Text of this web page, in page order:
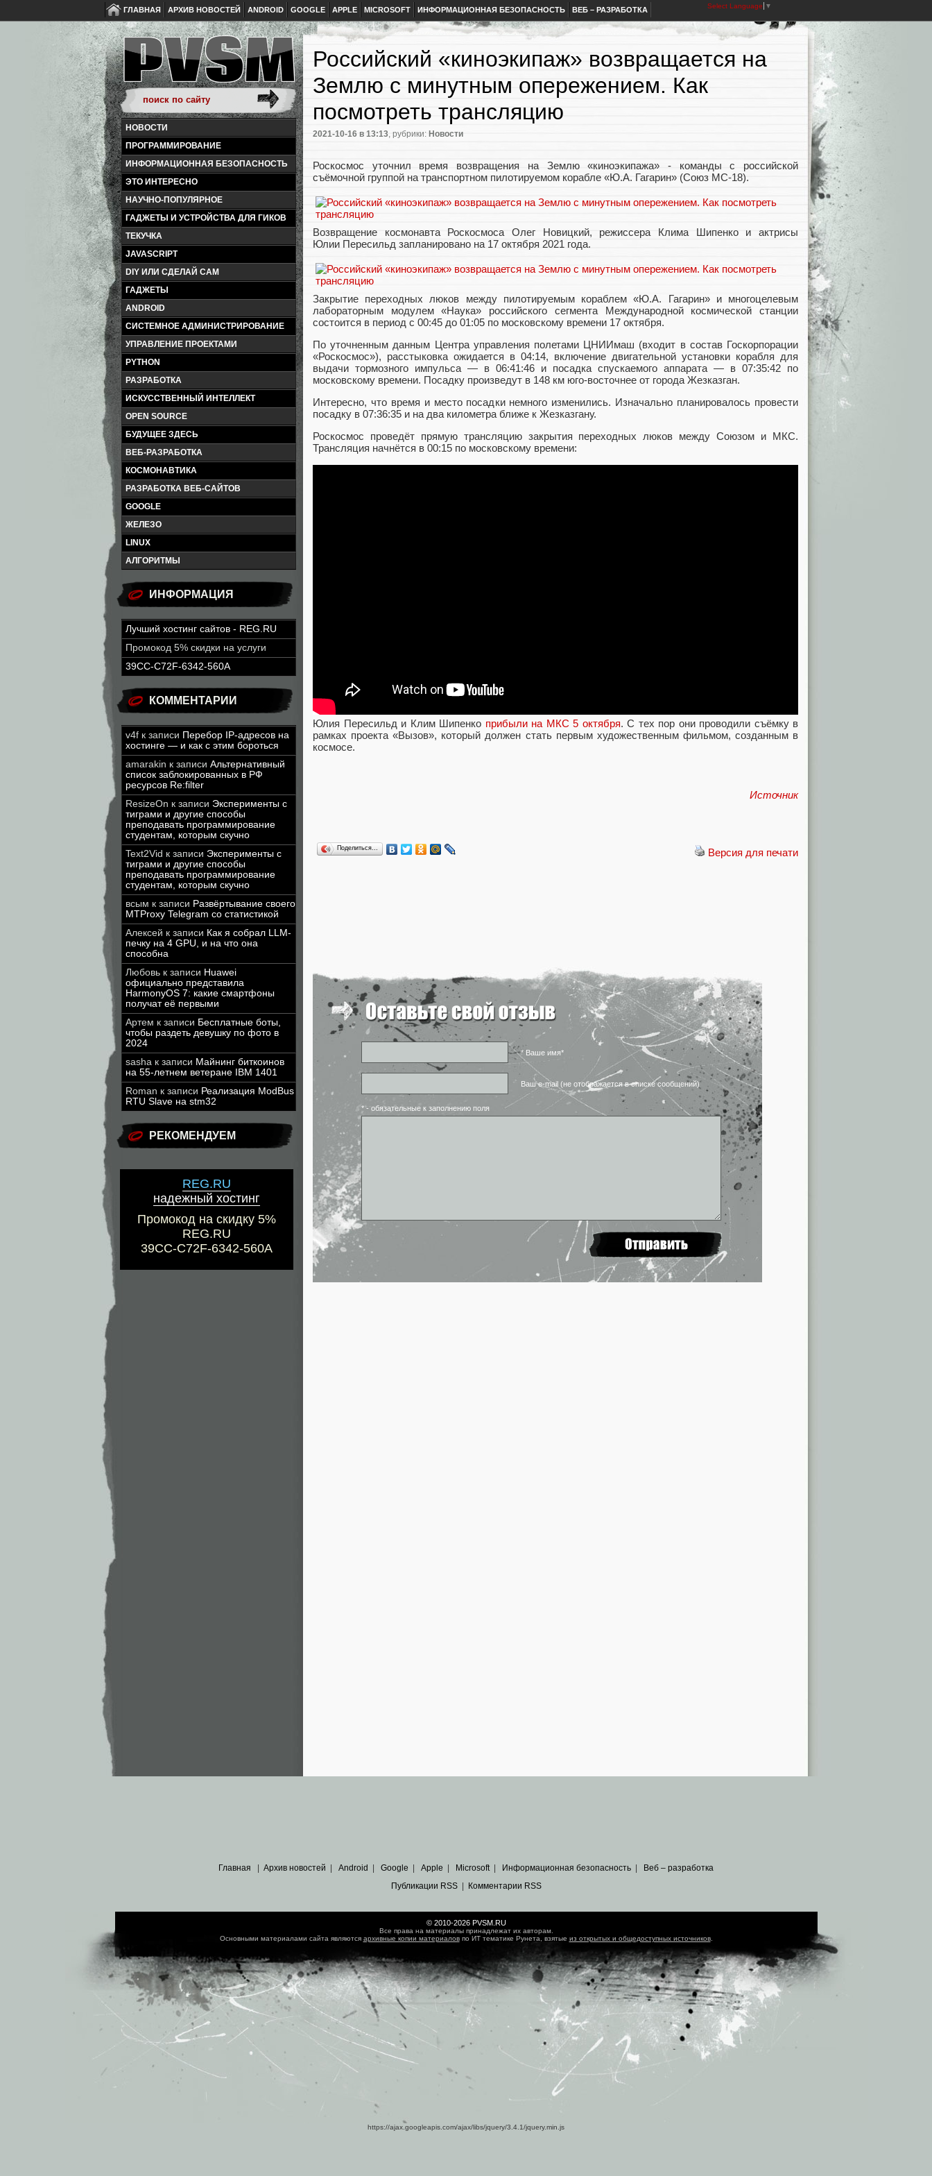
ГЛАВНАЯ АРХИВ НОВОСТЕЙ ANDROID GOOGLE APPLE MICROSOFT ИНФОРМАЦИОННАЯ БЕЗОПАСНОСТЬ ВЕБ – РАЗРАБОТКА Select Language ▼
НОВОСТИ
ПРОГРАММИРОВАНИЕ
ИНФОРМАЦИОННАЯ БЕЗОПАСНОСТЬ
ЭТО ИНТЕРЕСНО
НАУЧНО-ПОПУЛЯРНОЕ
ГАДЖЕТЫ И УСТРОЙСТВА ДЛЯ ГИКОВ
ТЕКУЧКА
JAVASCRIPT
DIY ИЛИ СДЕЛАЙ САМ
ГАДЖЕТЫ
ANDROID
СИСТЕМНОЕ АДМИНИСТРИРОВАНИЕ
УПРАВЛЕНИЕ ПРОЕКТАМИ
PYTHON
РАЗРАБОТКА
ИСКУССТВЕННЫЙ ИНТЕЛЛЕКТ
OPEN SOURCE
БУДУЩЕЕ ЗДЕСЬ
ВЕБ-РАЗРАБОТКА
КОСМОНАВТИКА
РАЗРАБОТКА ВЕБ-САЙТОВ
GOOGLE
ЖЕЛЕЗО
LINUX
АЛГОРИТМЫ
ИНФОРМАЦИЯ
Лучший хостинг сайтов - REG.RU
Промокод 5% скидки на услуги
39CC-C72F-6342-560A
КОММЕНТАРИИ
v4f к записи Перебор IP-адресов на
хостинге — и как с этим бороться
amarakin к записи Альтернативный
список заблокированных в РФ
ресурсов Re:filter
ResizeOn к записи Эксперименты с
тиграми и другие способы
преподавать программирование
студентам, которым скучно
Text2Vid к записи Эксперименты с
тиграми и другие способы
преподавать программирование
студентам, которым скучно
всым к записи Развёртывание своего
MTProxy Telegram со статистикой
Алексей к записи Как я собрал LLM-
печку на 4 GPU, и на что она
способна
Любовь к записи Huawei
официально представила
HarmonyOS 7: какие смартфоны
получат её первыми
Артем к записи Бесплатные боты,
чтобы раздеть девушку по фото в
2024
sasha к записи Майнинг биткоинов
на 55-летнем ветеране IBM 1401
Roman к записи Реализация ModBus
RTU Slave на stm32
РЕКОМЕНДУЕМ
REG.RU
надежный хостинг
Промокод на скидку 5%
REG.RU
39CC-C72F-6342-560A
Российский «киноэкипаж» возвращается на
Землю с минутным опережением. Как
посмотреть трансляцию
2021-10-16 в 13:13, рубрики: Новости
Роскосмос уточнил время возвращения на Землю «киноэкипажа» - команды с российской
съёмочной группой на транспортном пилотируемом корабле «Ю.А. Гагарин» (Союз МС-18).
Возвращение космонавта Роскосмоса Олег Новицкий, режиссера Клима Шипенко и актрисы
Юлии Пересильд запланировано на 17 октября 2021 года.
Закрытие переходных люков между пилотируемым кораблем «Ю.А. Гагарин» и многоцелевым
лабораторным модулем «Наука» российского сегмента Международной космической станции
состоится в период с 00:45 до 01:05 по московскому времени 17 октября.
По уточненным данным Центра управления полетами ЦНИИмаш (входит в состав Госкорпорации
«Роскосмос»), расстыковка ожидается в 04:14, включение двигательной установки корабля для
выдачи тормозного импульса — в 06:41:46 и посадка спускаемого аппарата — в 07:35:42 по
московскому времени. Посадку произведут в 148 км юго-восточнее от города Жезказган.
Интересно, что время и место посадки немного изменились. Изначально планировалось провести
посадку в 07:36:35 и на два километра ближе к Жезказгану.
Роскосмос проведёт прямую трансляцию закрытия переходных люков между Союзом и МКС.
Трансляция начнётся в 00:15 по московскому времени:
Юлия Пересильд и Клим Шипенко прибыли на МКС 5 октября. С тех пор они проводили съёмку в
рамках проекта «Вызов», который должен стать первым художественным фильмом, созданным в
космосе.
Источник
Версия для печати
Поделиться…
* Ваше имя*
Ваш e-mail (не отображается в списке сообщений)
* - обязательные к заполнению поля
Главная Архив новостей Android Google Apple Microsoft| Информационная безопасность
Веб – разработка
Публикации RSS| Комментарии RSS
© 2010-2026 PVSM.RU
Все права на материалы принадлежат их авторам.
Основными материалами сайта являются архивные копии материаловпо ИТ тематике Рунета, взятые из открытых и общедоступных источников.
https://ajax.googleapis.com/ajax/libs/jquery/3.4.1/jquery.min.js